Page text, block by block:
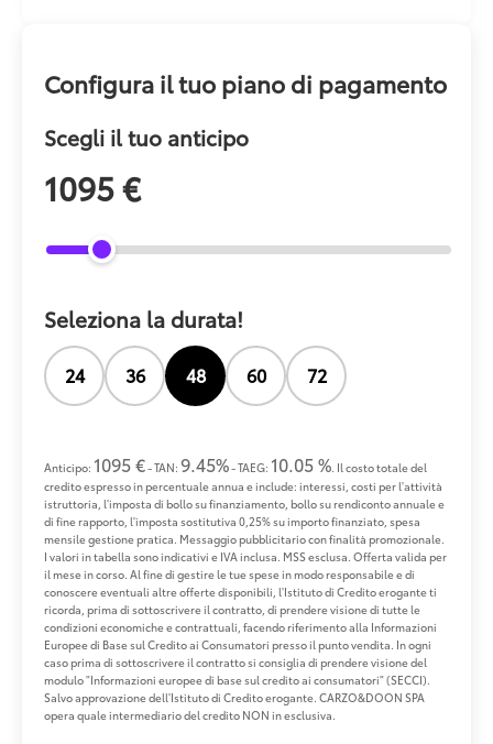
Configura il tuo piano di pagamento
Scegli il tuo anticipo
1095 €
Seleziona la durata!
24 36 48 60 72
Anticipo: 1095 €- TAN: 9.45%- TAEG: 10.05 %. Il costo totale del
credito espresso in percentuale annua e include: interessi, costi per l'attività
istruttoria, l'imposta di bollo su finanziamento, bollo su rendiconto annuale e
di fine rapporto, l'imposta sostitutiva 0,25% su importo finanziato, spesa
mensile gestione pratica. Messaggio pubblicitario con finalità promozionale.
I valori in tabella sono indicativi e IVA inclusa. MSS esclusa. Offerta valida per
il mese in corso. Al fine di gestire le tue spese in modo responsabile e di
conoscere eventuali altre offerte disponibili, l'Istituto di Credito erogante ti
ricorda, prima di sottoscrivere il contratto, di prendere visione di tutte le
condizioni economiche e contrattuali, facendo riferimento alla Informazioni
Europee di Base sul Credito ai Consumatori presso il punto vendita. In ogni
caso prima di sottoscrivere il contratto si consiglia di prendere visione del
modulo "Informazioni europee di base sul credito ai consumatori" (SECCI).
Salvo approvazione dell'Istituto di Credito erogante. CARZO&DOON SPA
opera quale intermediario del credito NON in esclusiva.